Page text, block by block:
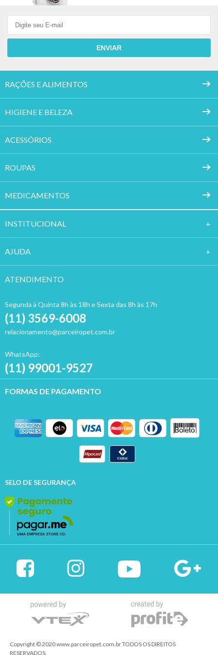
ENVIAR
RAÇÕES E ALIMENTOS
HIGIENE E BELEZA
ACESSÓRIOS
ROUPAS
MEDICAMENTOS
INSTITUCIONAL
AJUDA
ATENDIMENTO
Segunda à Quinta 8h às 18h e Sexta das 8h às 17h
(11) 3569-6008
relacionamento@parceiropet.com.br
WhatsApp:
(11) 99001-9527
FORMAS DE PAGAMENTO
SELO DE SEGURANÇA
Copyright © 2020 www.parceiropet.com.br TODOS OS DIREITOS
RESERVADOS.